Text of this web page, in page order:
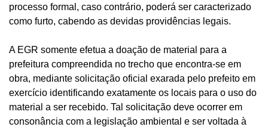
processo formal, caso contrário, poderá ser caracterizado
como furto, cabendo as devidas providências legais.
A EGR somente efetua a doação de material para a
prefeitura compreendida no trecho que encontra-se em
obra, mediante solicitação oficial exarada pelo prefeito em
exercício identificando exatamente os locais para o uso do
material a ser recebido. Tal solicitação deve ocorrer em
consonância com a legislação ambiental e ser voltada à